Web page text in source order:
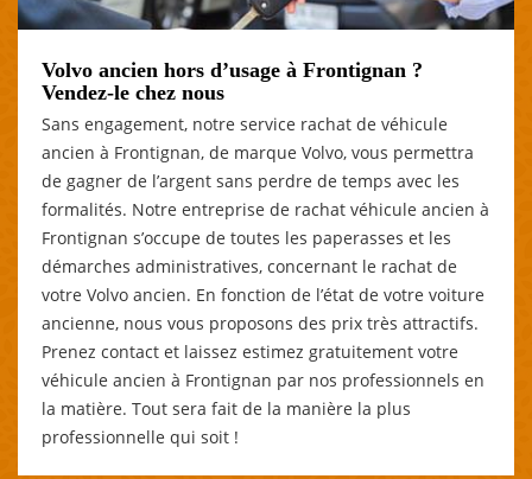
Volvo ancien hors d’usage à Frontignan ?
Vendez-le chez nous
Sans engagement, notre service rachat de véhicule
ancien à Frontignan, de marque Volvo, vous permettra
de gagner de l’argent sans perdre de temps avec les
formalités. Notre entreprise de rachat véhicule ancien à
Frontignan s’occupe de toutes les paperasses et les
démarches administratives, concernant le rachat de
votre Volvo ancien. En fonction de l’état de votre voiture
ancienne, nous vous proposons des prix très attractifs.
Prenez contact et laissez estimez gratuitement votre
véhicule ancien à Frontignan par nos professionnels en
la matière. Tout sera fait de la manière la plus
professionnelle qui soit !